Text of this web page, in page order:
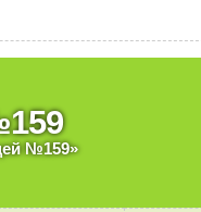
№159»